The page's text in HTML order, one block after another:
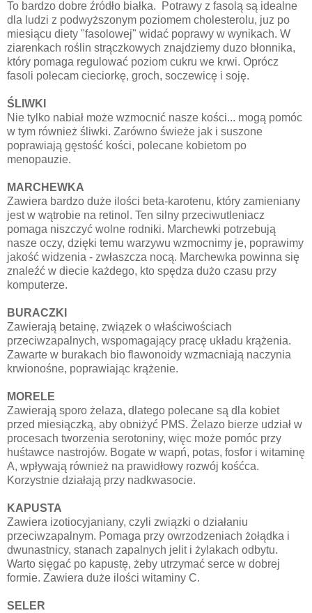
To bardzo dobre źródło białka. Potrawy z fasolą są idealne
dla ludzi z podwyższonym poziomem cholesterolu, juz po
miesiącu diety "fasolowej" widać poprawy w wynikach. W
ziarenkach roślin strączkowych znajdziemy duzo błonnika,
który pomaga regulować poziom cukru we krwi. Oprócz
fasoli polecam cieciorkę, groch, soczewicę i soję.
ŚLIWKI
Nie tylko nabiał może wzmocnić nasze kości... mogą pomóc
w tym również śliwki. Zarówno świeże jak i suszone
poprawiają gęstość kości, polecane kobietom po
menopauzie.
MARCHEWKA
Zawiera bardzo duże ilości beta-karotenu, który zamieniany
jest w wątrobie na retinol. Ten silny przeciwutleniacz
pomaga niszczyć wolne rodniki. Marchewki potrzebują
nasze oczy, dzięki temu warzywu wzmocnimy je, poprawimy
jakość widzenia - zwłaszcza nocą. Marchewka powinna się
znaleźć w diecie każdego, kto spędza dużo czasu przy
komputerze.
BURACZKI
Zawierają betainę, związek o właściwościach
przeciwzapalnych, wspomagający pracę układu krążenia.
Zawarte w burakach bio flawonoidy wzmacniają naczynia
krwionośne, poprawiając krążenie.
MORELE
Zawierają sporo żelaza, dlatego polecane są dla kobiet
przed miesiączką, aby obniżyć PMS. Żelazo bierze udział w
procesach tworzenia serotoniny, więc może pomóc przy
huśtawce nastrojów. Bogate w wapń, potas, fosfor i witaminę
A, wpływają również na prawidłowy rozwój kośćca.
Korzystnie działają przy nadkwasocie.
KAPUSTA
Zawiera izotiocyjaniany, czyli związki o działaniu
przeciwzapalnym. Pomaga przy owrzodzeniach żołądka i
dwunastnicy, stanach zapalnych jelit i żylakach odbytu.
Warto sięgać po kapustę, żeby utrzymać serce w dobrej
formie. Zawiera duże ilości witaminy C.
SELER